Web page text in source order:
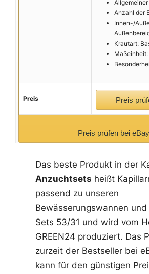
Anzahl der
Innen-/
Krautart:
Preis Preis
Preis prüfen bei
Das beste Produkt in der
Anzuchtsets heißt
passend zu unseren
Bewässerungswannen
Sets 53/31 und wird vom
GREEN24 produziert. Das
zurzeit der Bestseller bei
kann für den günstigen